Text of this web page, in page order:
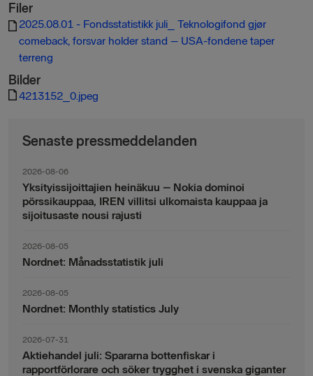
Filer
2025.08.01 - Fondsstatistikk juli_ Teknologifond gjør
comeback, forsvar holder stand – USA-fondene taper
terreng
Bilder
4213152_0.jpeg
Senaste pressmeddelanden
2026-08-06
Yksityissijoittajien heinäkuu – Nokia dominoi
pörssikauppaa, IREN villitsi ulkomaista kauppaa ja
sijoitusaste nousi rajusti
2026-08-05
Nordnet: Månadsstatistik juli
2026-08-05
Nordnet: Monthly statistics July
2026-07-31
Aktiehandel juli: Spararna bottenfiskar i
rapportförlorare och söker trygghet i svenska giganter